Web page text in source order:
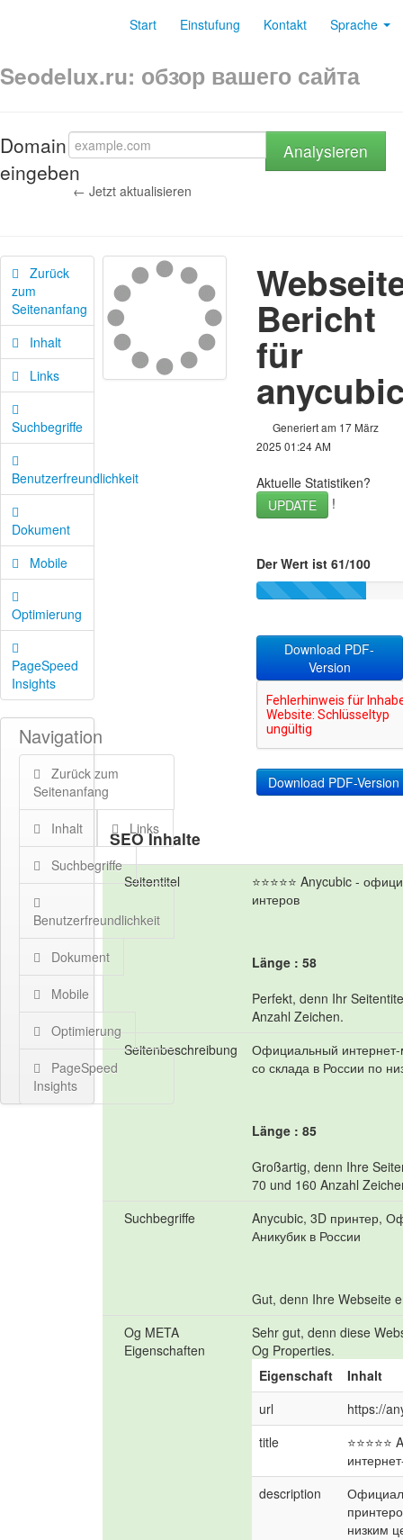
Start Einstufung Kontakt Sprache
Seodelux.ru: обзор вашего сайта
Domain
eingeben
Analysieren
← Jetzt aktualisieren
Zurück
zum
Seitenanfang
Inhalt
Links
Suchbegriffe
Benutzerfreundlichkeit
Dokument
Mobile
Optimierung
PageSpeed
Insights
Navigation
Zurück zum
Seitenanfang
Inhalt Links
Suchbegriffe
Benutzerfreundlichkeit
Dokument
Mobile
Optimierung
PageSpeed
Insights
Bericht
für
Generiert am 17 März
2025 01:24 AM
Aktuelle Statistiken?
UPDATE
!
Der Wert ist 61/100
Download PDF-
Version
SEO Inhalte
Seitentitel
⭐⭐⭐⭐⭐ Anycubic -
интеров
Länge : 58
Perfekt, denn Ihr
Anzahl Zeichen.
Seitenbeschreibung
Официальный интернет-
со склада в России по
Länge : 85
Großartig, denn Ihre
70 und 160 Anzahl
Suchbegriffe
Anycubic, 3D принтер,
Аникубик в России
Gut, denn Ihre Webseite
Og META
Eigenschaften
Sehr gut, denn diese
Og Properties.
Eigenschaft
Inhalt
url
https://
title
description
низким